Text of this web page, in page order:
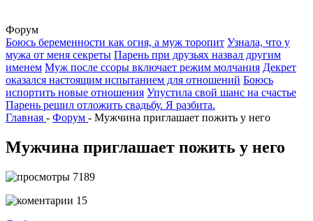
Форум
Боюсь беременности как огня, а муж торопит Узнала, что у
мужа от меня секреты Парень при друзьях назвал другим
именем Муж после ссоры включает режим молчания Декрет
оказался настоящим испытанием для отношений Боюсь
испортить новые отношения Упустила свой шанс на счастье
Парень решил отложить свадьбу. Я разбита.
Главная - Форум - Мужчина приглашает пожить у него
Мужчина приглашает пожить у него
7189
15